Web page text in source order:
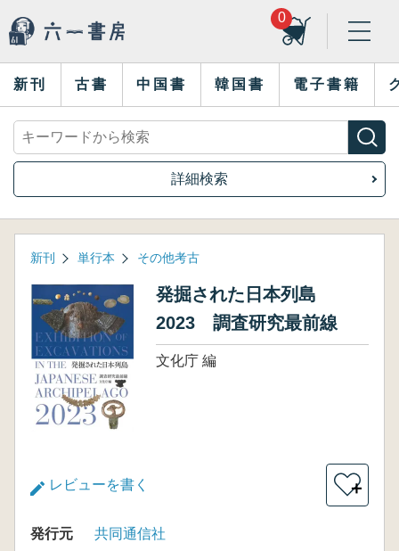
0
新刊 古書 中国書 韓国書 電子書籍
詳細検索
新刊 単行本 その他考古
発掘された日本列島
2023 調査研究最前線
文化庁 編
レビューを書く ＋
発行元
共同通信社